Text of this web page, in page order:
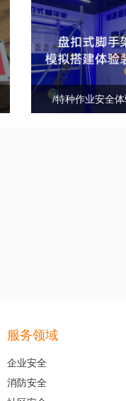
/特种作业安全
服务领域
企业安全
消防安全